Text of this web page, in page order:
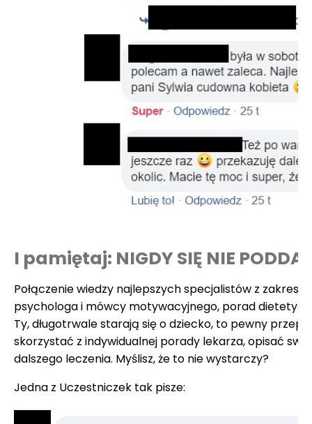
I pamiętaj: NIGDY SIĘ NIE
Połączenie wiedzy najlepszych specjalistów z
psychologa i mówcy motywacyjnego, porad
Ty, długotrwale starają się o dziecko, to pewny
skorzystać z indywidualnej porady lekarza, opisać
dalszego leczenia. Myślisz, że to nie wystarczy?
Jedna z Uczestniczek tak pisze: